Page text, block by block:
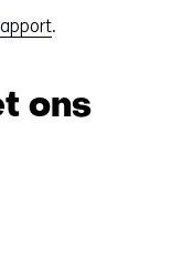
(
e
.
ons